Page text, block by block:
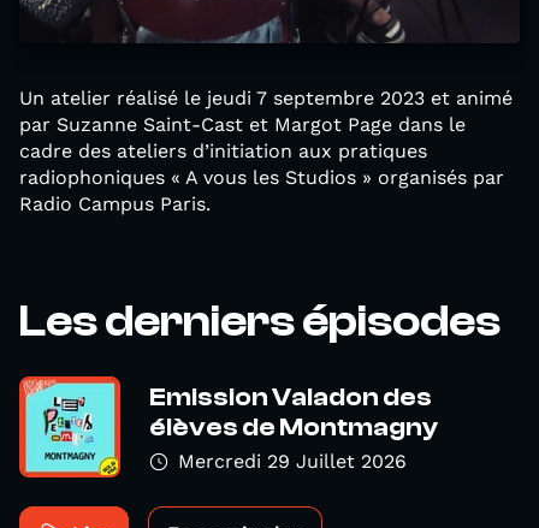
Un atelier réalisé le jeudi 7 septembre 2023 et animé
par Suzanne Saint-Cast et Margot Page dans le
cadre des ateliers d’initiation aux pratiques
radiophoniques « A vous les Studios » organisés par
Radio Campus Paris.
Les derniers épisodes
Emission Valadon des
élèves de Montmagny
Mercredi 29 Juillet 2026